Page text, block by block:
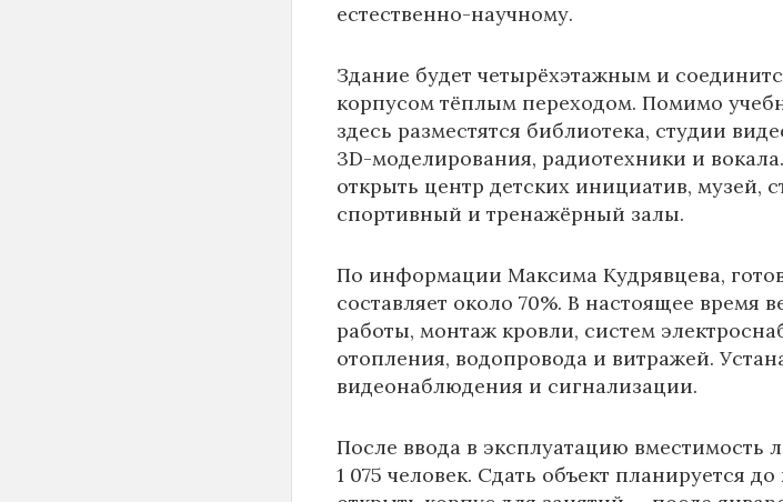
естественно-научному.
Здание будет четырёхэтажным и
корпусом тёплым переходом. Помимо
здесь разместятся библиотека, студии
3D-моделирования, радиотехники и
открыть центр детских инициатив, музей,
спортивный и тренажёрный залы.
По информации Максима Кудрявцева,
составляет около 70%. В настоящее время
работы, монтаж кровли, систем
отопления, водопровода и витражей.
видеонаблюдения и сигнализации.
После ввода в эксплуатацию вместимость
1 075 человек. Сдать объект планируется